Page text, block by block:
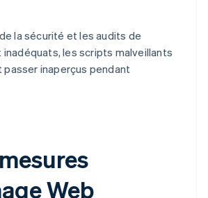
la sécurité et les audits de
les scripts malveillants
inaperçus pendant
Web